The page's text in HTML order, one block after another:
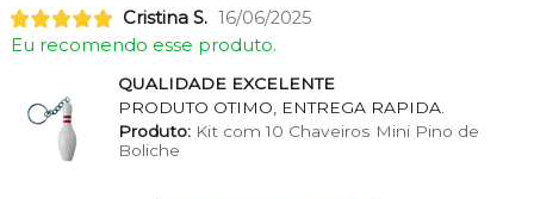
Cristina S. 16/06/2025
Eu recomendo esse produto.
QUALIDADE EXCELENTE
PRODUTO OTIMO, ENTREGA RAPIDA.
Produto:Kit com 10 Chaveiros Mini Pino de
Boliche